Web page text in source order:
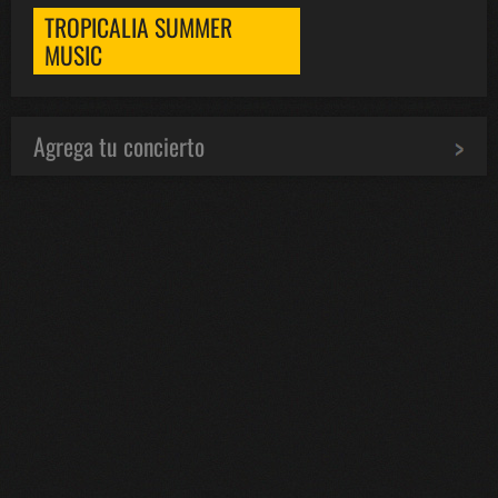
TROPICALIA SUMMER
MUSIC
Agrega tu concierto